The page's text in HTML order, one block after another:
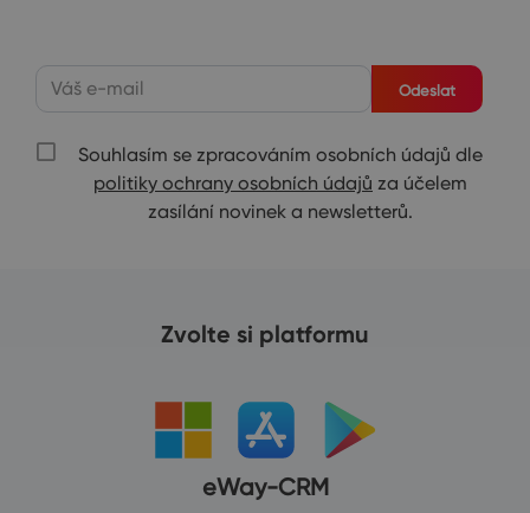
Odeslat
Souhlasím se zpracováním osobních údajů dle
politiky ochrany osobních údajů za účelem
zasílání novinek a newsletterů.
Zvolte si platformu
eWay-CRM